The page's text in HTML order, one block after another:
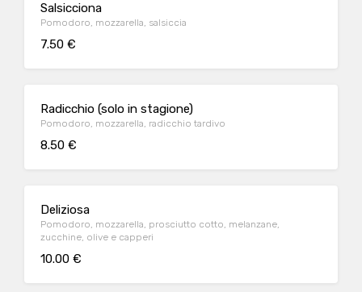
Salsicciona
Pomodoro, mozzarella, salsiccia
7.50 €
Radicchio (solo in stagione)
Pomodoro, mozzarella, radicchio tardivo
8.50 €
Deliziosa
Pomodoro, mozzarella, prosciutto cotto, melanzane,
zucchine, olive e capperi
10.00 €